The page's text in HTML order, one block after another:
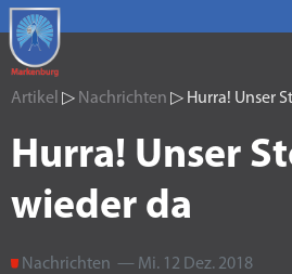
Artikel ▷ Nachrichten ▷ Hurra! Unser
Hurra! Unser
wieder da
Nachrichten — Mi. 12 Dez. 2018